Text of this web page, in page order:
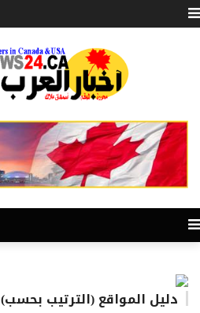
دليل المواقع (الترتيب بحسب)